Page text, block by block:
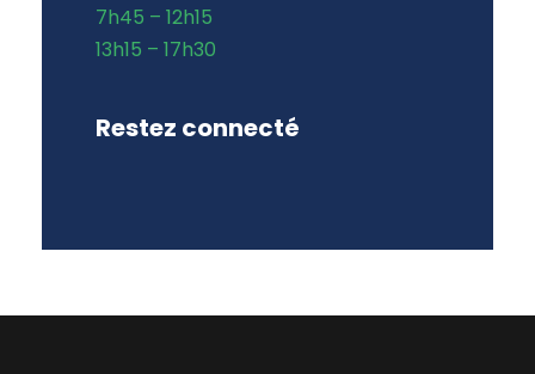
7h45 – 12h15
13h15 – 17h30
Restez connecté